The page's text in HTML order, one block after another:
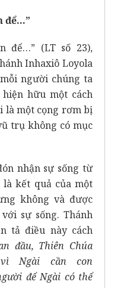
để…”
để…” (LT số 23),
Inhaxiô Loyola
người chúng ta
hữu một cách
là một cọng rơm bị
trụ không có mục
nhận sự sống từ
kết quả của một
không và được
sự sống. Thánh
tả điều này cách
đầu, Thiên Chúa
Ngài cần con
để Ngài có thể